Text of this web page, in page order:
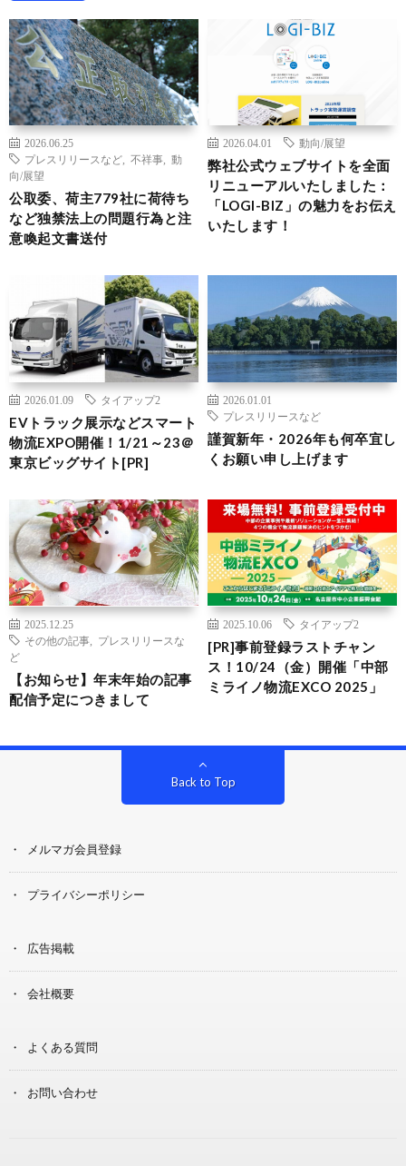
2026.06.25
プレスリリースなど
不祥事
動
向/展望
公取委、荷主779社に荷待ち
など独禁法上の問題行為と注
意喚起文書送付
2026.04.01 動向/展望
弊社公式ウェブサイトを全面
リニューアルいたしました：
「LOGI-BIZ」の魅力をお伝え
いたします！
2026.01.09 タイアップ2
EVトラック展示などスマート
物流EXPO開催！1/21～23＠
東京ビッグサイト[PR]
2026.01.01
プレスリリースなど
謹賀新年・2026年も何卒宜し
くお願い申し上げます
2025.12.25
その他の記事
プレスリリースな
ど
【お知らせ】年末年始の記事
配信予定につきまして
2025.10.06 タイアップ2
[PR]事前登録ラストチャン
ス！10/24（金）開催「中部
ミライノ物流EXCO 2025」
Back to Top
メルマガ会員登録
プライバシーポリシー
広告掲載
会社概要
よくある質問
お問い合わせ